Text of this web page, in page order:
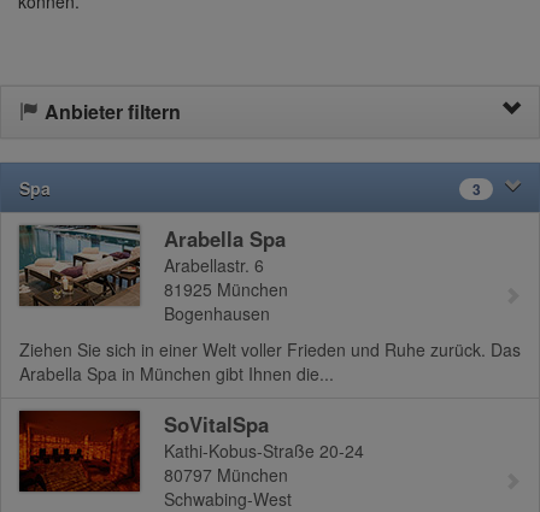
Anbieter filtern
Spa 3
Arabella Spa
Arabellastr. 6
81925 München
Bogenhausen
Ziehen Sie sich in einer Welt voller Frieden und Ruhe zurück. Das
Arabella Spa in München gibt Ihnen die...
SoVitalSpa
Kathi-Kobus-Straße 20-24
80797 München
Schwabing-West